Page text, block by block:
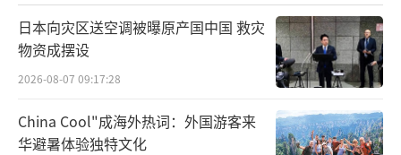
日本向灾区送空调被曝原产国中国 救灾
物资成摆设
2026-08-07 09:17:28
China Cool"成海外热词：外国游客来
华避暑体验独特文化